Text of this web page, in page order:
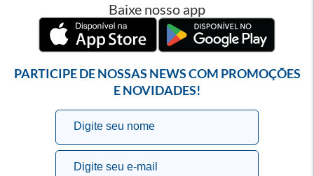
Baixe nosso app
PARTICIPE DE NOSSAS NEWS COM PROMOÇÕES
E NOVIDADES!